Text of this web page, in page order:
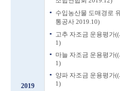
2019
수입농산물 도매경로
통공사 2019.10)
고추 자조금 운용평가
1)
마늘 자조금 운용평가
1)
양파 자조금 운용평가
1)